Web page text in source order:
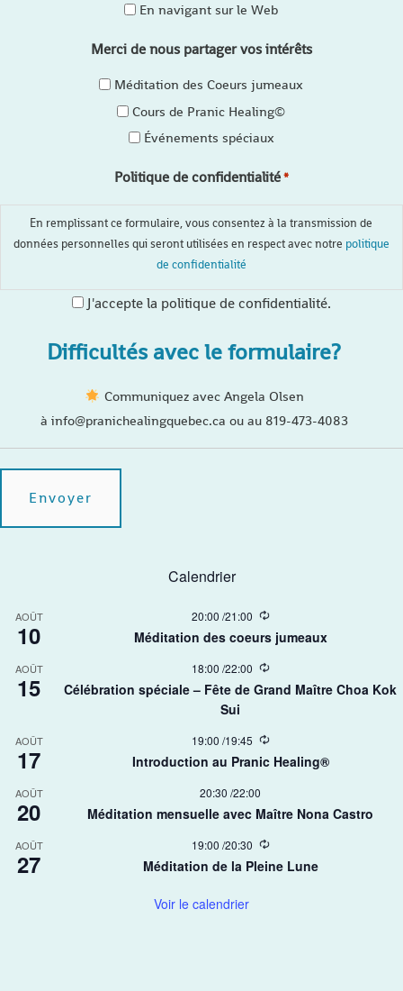
En navigant sur le Web
Merci de nous partager vos intérêts
Méditation des Coeurs jumeaux
Cours de Pranic Healing©
Événements spéciaux
Politique de confidentialité*
En remplissant ce formulaire, vous consentez à la transmission de
données personnelles qui seront utilisées en respect avec notre politique
de confidentialité
J'accepte la politique de confidentialité.
Difficultés avec le formulaire?
Communiquez avec Angela Olsen
à info@pranichealingquebec.ca ou au 819-473-4083
Calendrier
AOÛT
10
20:00 /21:00
R
c
r
r
Méditation des coeurs jumeaux
AOÛT
15
18:00 /22:00
R
c
r
n
Célébration spéciale – Fête de Grand Maître Choa Kok
Sui​
AOÛT
17
19:00 /19:45
R
e
c
r
n
Introduction au Pranic Healing®
AOÛT
20
20:30 /22:00
Méditation mensuelle avec Maître Nona Castro
AOÛT
27
19:00 /20:30
R
c
Méditation de la Pleine Lune
Voir le calendrier